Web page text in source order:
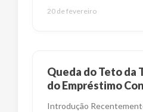
20 de fevereiro
Queda do Teto da
do Empréstimo
Introdução